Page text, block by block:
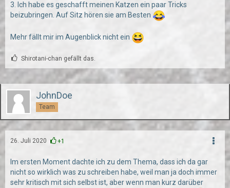
3. Ich habe es geschafft meinen Katzen ein paar Tricks
beizubringen. Auf Sitz hören sie am Besten
Mehr fällt mir im Augenblick nicht ein
Shirotani-chan gefällt das.
JohnDoe
Team
26. Juli 2020 +1
Im ersten Moment dachte ich zu dem Thema, dass ich da gar
nicht so wirklich was zu schreiben habe, weil man ja doch immer
sehr kritisch mit sich selbst ist, aber wenn man kurz darüber